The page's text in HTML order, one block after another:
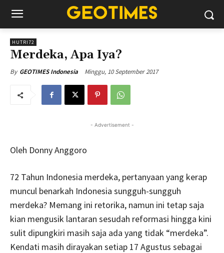
HUTRI72
Merdeka, Apa Iya?
By GEOTIMES Indonesia Minggu, 10 September 2017
- Advertisement -
Oleh Donny Anggoro
72 Tahun Indonesia merdeka, pertanyaan yang kerap
muncul benarkah Indonesia sungguh-sungguh
merdeka? Memang ini retorika, namun ini tetap saja
kian mengusik lantaran sesudah reformasi hingga kini
sulit dipungkiri masih saja ada yang tidak “merdeka”.
Kendati masih dirayakan setiap 17 Agustus sebagai